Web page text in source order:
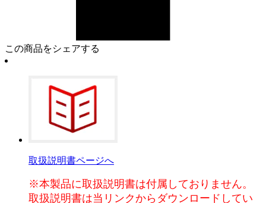
この商品をシェアする
取扱説明書ページへ
※本製品に取扱説明書は付属しておりません。
取扱説明書は当リンクからダウンロードしてい